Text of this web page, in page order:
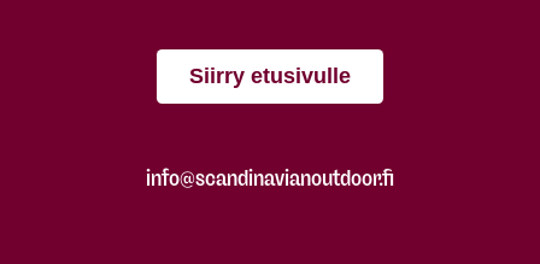
Siirry etusivulle
info@scandinavianoutdoor.fi